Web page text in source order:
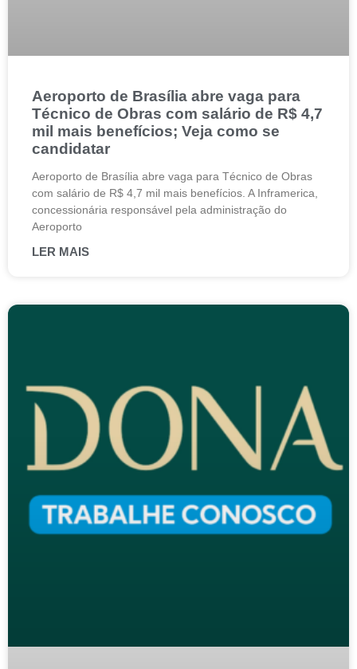
Aeroporto de Brasília abre vaga para
Técnico de Obras com salário de R$ 4,7
mil mais benefícios; Veja como se
candidatar
Aeroporto de Brasília abre vaga para Técnico de Obras
com salário de R$ 4,7 mil mais benefícios. A Inframerica,
concessionária responsável pela administração do
Aeroporto
LER MAIS